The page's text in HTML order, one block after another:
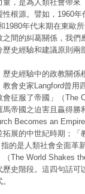
量，是為人類社會帶來
性根源。譬如，1960
1980年代末期在東歐
之間的糾葛關係，我們
歷史經驗和建議原則兩
歷史經驗中的政教關係
史家Langford曾用四
會征服了帝國」（The
馬帝國之迫害且贏得勝
Becomes an
拓展的中世紀時期；「
指的是人類社會全面革
（The World Shakes
歷史階段。這四句話可